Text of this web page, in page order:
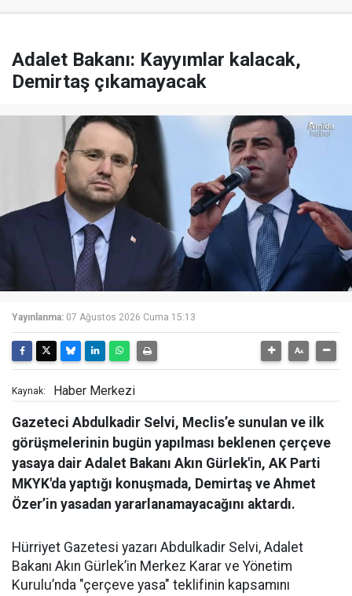
Adalet Bakanı: Kayyımlar kalacak,
Demirtaş çıkamayacak
Yayınlanma: 07 Ağustos 2026 Cuma 15:13
Kaynak: Haber Merkezi
Gazeteci Abdulkadir Selvi, Meclis’e sunulan ve ilk
görüşmelerinin bugün yapılması beklenen çerçeve
yasaya dair Adalet Bakanı Akın Gürlek'in, AK Parti
MKYK'da yaptığı konuşmada, Demirtaş ve Ahmet
Özer’in yasadan yararlanamayacağını aktardı.
Hürriyet Gazetesi yazarı Abdulkadir Selvi, Adalet
Bakanı Akın Gürlek’in Merkez Karar ve Yönetim
Kurulu’nda "çerçeve yasa" teklifinin kapsamını